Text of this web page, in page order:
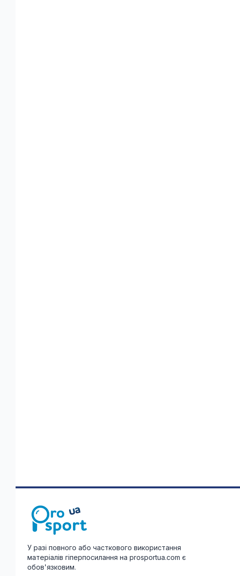
У разі повного або часткового використання
матеріалів гіперпосилання на prosportua.com є
обов'язковим.